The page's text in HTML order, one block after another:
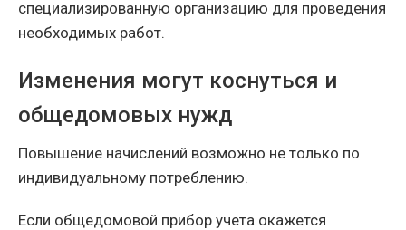
специализированную организацию для проведения
необходимых работ.
Изменения могут коснуться и
общедомовых нужд
Повышение начислений возможно не только по
индивидуальному потреблению.
Если общедомовой прибор учета окажется